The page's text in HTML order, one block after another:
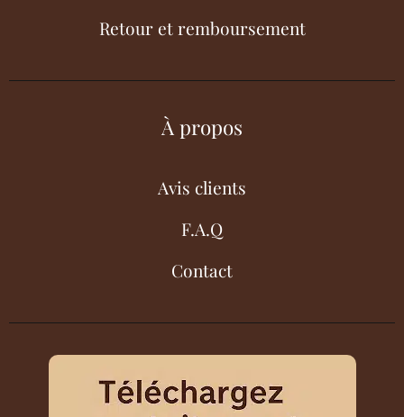
Retour et remboursement
À propos
Avis clients
F.A.Q
Contact